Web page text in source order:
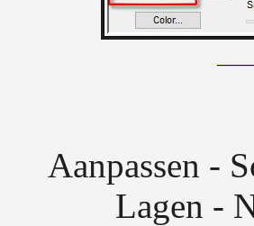
Aanpassen -
Lagen -